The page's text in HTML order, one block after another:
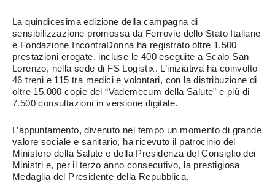
La quindicesima edizione della campagna di
sensibilizzazione promossa da Ferrovie dello Stato Italiane
e Fondazione IncontraDonna ha registrato oltre 1.500
prestazioni erogate, incluse le 400 eseguite a Scalo San
Lorenzo, nella sede di FS Logistix. L’iniziativa ha coinvolto
46 treni e 115 tra medici e volontari, con la distribuzione di
oltre 15.000 copie del “Vademecum della Salute” e più di
7.500 consultazioni in versione digitale.
L’appuntamento, divenuto nel tempo un momento di grande
valore sociale e sanitario, ha ricevuto il patrocinio del
Ministero della Salute e della Presidenza del Consiglio dei
Ministri e, per il terzo anno consecutivo, la prestigiosa
Medaglia del Presidente della Repubblica.